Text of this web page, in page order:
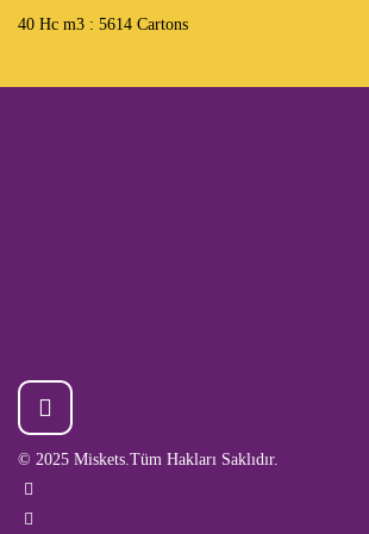
40 Hc m3 : 5614 Cartons
© 2025 Miskets.Tüm Hakları Saklıdır.